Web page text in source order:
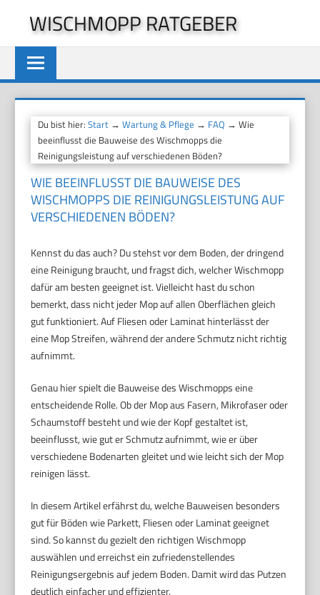
springen
WISCHMOPP RATGEBER
Du bist hier:Start →Wartung & Pflege → FAQ → Wie
beeinflusst die Bauweise des Wischmopps die
Reinigungsleistung auf verschiedenen Böden?
WIE BEEINFLUSST DIE BAUWEISE DES
WISCHMOPPS DIE REINIGUNGSLEISTUNG AUF
VERSCHIEDENEN BÖDEN?
Kennst du das auch? Du stehst vor dem Boden, der dringend
eine Reinigung braucht, und fragst dich, welcher Wischmopp
dafür am besten geeignet ist. Vielleicht hast du schon
bemerkt, dass nicht jeder Mop auf allen Oberflächen gleich
gut funktioniert. Auf Fliesen oder Laminat hinterlässt der
eine Mop Streifen, während der andere Schmutz nicht richtig
aufnimmt.
Genau hier spielt die Bauweise des Wischmopps eine
entscheidende Rolle. Ob der Mop aus Fasern, Mikrofaser oder
Schaumstoff besteht und wie der Kopf gestaltet ist,
beeinflusst, wie gut er Schmutz aufnimmt, wie er über
verschiedene Bodenarten gleitet und wie leicht sich der Mop
reinigen lässt.
In diesem Artikel erfährst du, welche Bauweisen besonders
gut für Böden wie Parkett, Fliesen oder Laminat geeignet
sind. So kannst du gezielt den richtigen Wischmopp
auswählen und erreichst ein zufriedenstellendes
Reinigungsergebnis auf jedem Boden. Damit wird das Putzen
deutlich einfacher und effizienter.